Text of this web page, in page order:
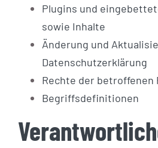
Plugins und
sowie Inhalte
Änderung und
Datenschutzerklärung
Rechte der betroffenen
Begriffsdefinitionen